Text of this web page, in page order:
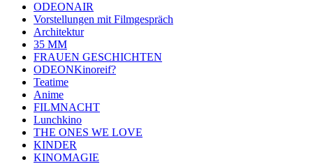
ODEONAIR
Vorstellungen mit Filmgespräch
Architektur
35 MM
FRAUEN GESCHICHTEN
ODEONKinoreif?
Teatime
Anime
FILMNACHT
Lunchkino
THE ONES WE LOVE
KINDER
KINOMAGIE